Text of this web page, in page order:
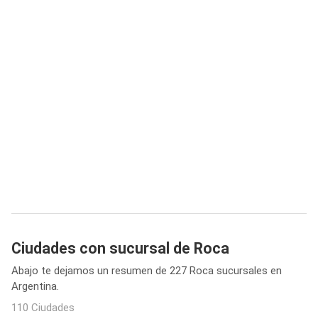
Ciudades con sucursal de Roca
Abajo te dejamos un resumen de 227 Roca sucursales en
Argentina.
110 Ciudades